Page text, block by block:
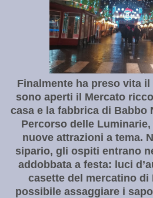
Finalmente ha preso vita
sono aperti il Mercato
casa e la fabbrica di Babbo
Percorso delle
nuove attrazioni a tema.
sipario, gli ospiti entrano
addobbata a festa: luci
casette del mercatino di
possibile assaggiare i